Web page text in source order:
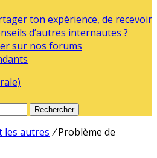
ton expérience, de recevoir
d’autres internautes ?
sur nos forums
Rechercher
les autres / Problème de